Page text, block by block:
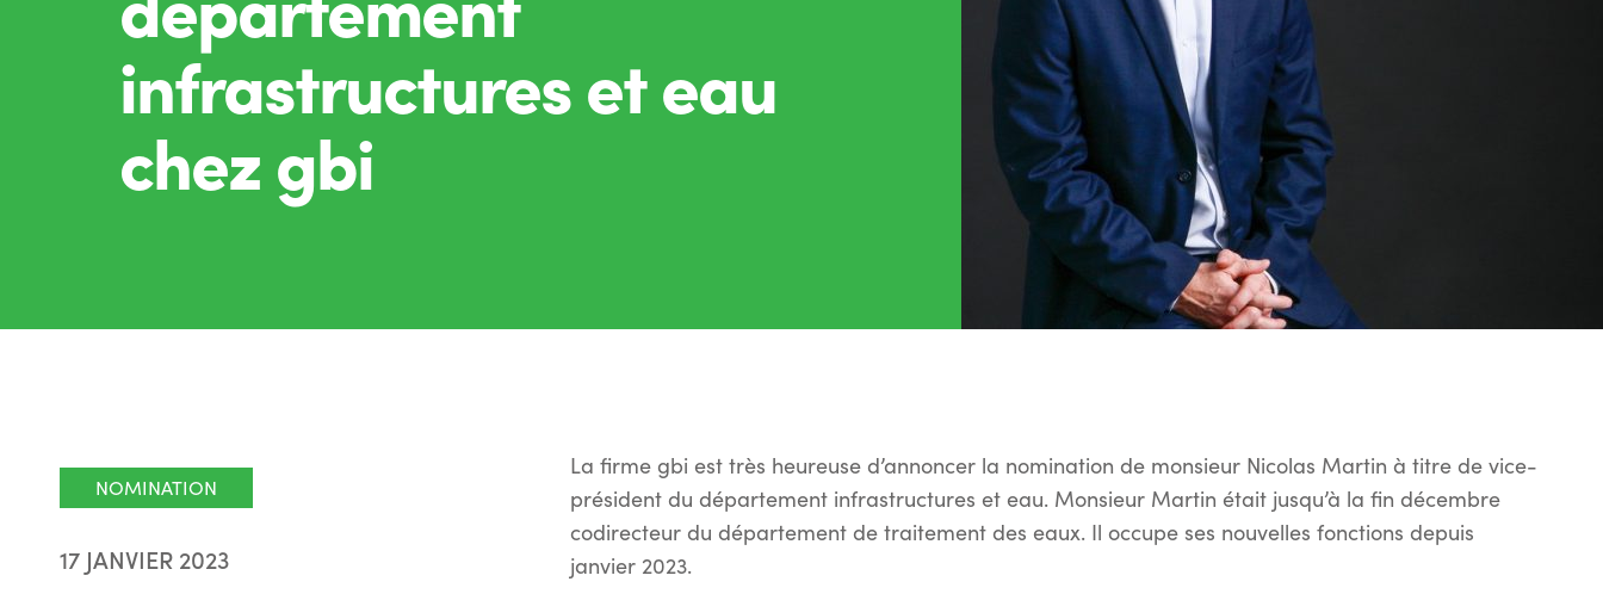
infrastructures et eau
chez gbi
NOMINATION
17 JANVIER 2023
La firme gbi est très heureuse d’annoncer la nomination de monsieur Nicolas Martin à titre de vice-
président du département infrastructures et eau. Monsieur Martin était jusqu’à la fin décembre
codirecteur du département de traitement des eaux. Il occupe ses nouvelles fonctions depuis
janvier 2023.